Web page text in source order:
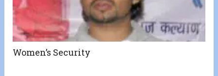
Women’s Security